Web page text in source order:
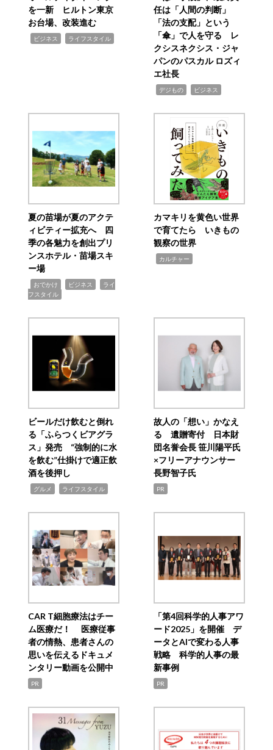
を一新 ヒルトン東京
お台場、改装進む
ビジネス ライフスタイル
任は「人間の判断」
「法の支配」という
「傘」で人を守る レ
クシスネクシス・ジャ
パンのパスカル ロズィ
エ社長
デジもの ビジネス
夏の苗場が夏のアクテ
ィビティー拡充へ 四
季の各魅力を創出プリ
ンスホテル・苗場スキ
ー場
おでかけ ビジネス
ライ
フスタイル
カマキリを黄色い世界
で育てたら いきもの
観察の世界
カルチャー
ビールだけ飲むと倒れ
る「ふらつくビアグラ
ス」発売 “強制的に水
を飲む”仕掛けで適正飲
酒を後押し
グルメ ライフスタイル
故人の「想い」かなえ
る 遺贈寄付 日本財
団名誉会長 笹川陽平氏
×フリーアナウンサー
長野智子氏
PR
CAR T細胞療法はチー
ム医療だ！ 医療従事
者の情熱、患者さんの
思いを伝えるドキュメ
ンタリー動画を公開中
PR
「第4回科学的人事アワ
ード2025」を開催 デ
ータとAIで変わる人事
戦略 科学的人事の最
新事例
PR